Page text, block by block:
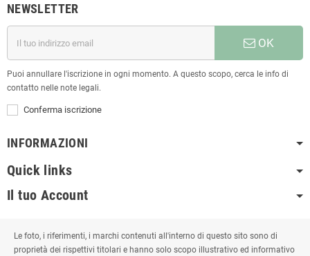
NEWSLETTER
OK
Puoi annullare l'iscrizione in ogni momento. A questo scopo, cerca le info di
contatto nelle note legali.
Conferma iscrizione
INFORMAZIONI
Quick links
Il tuo Account
Le foto, i riferimenti, i marchi contenuti all'interno di questo sito sono di
proprietà dei rispettivi titolari e hanno solo scopo illustrativo ed informativo